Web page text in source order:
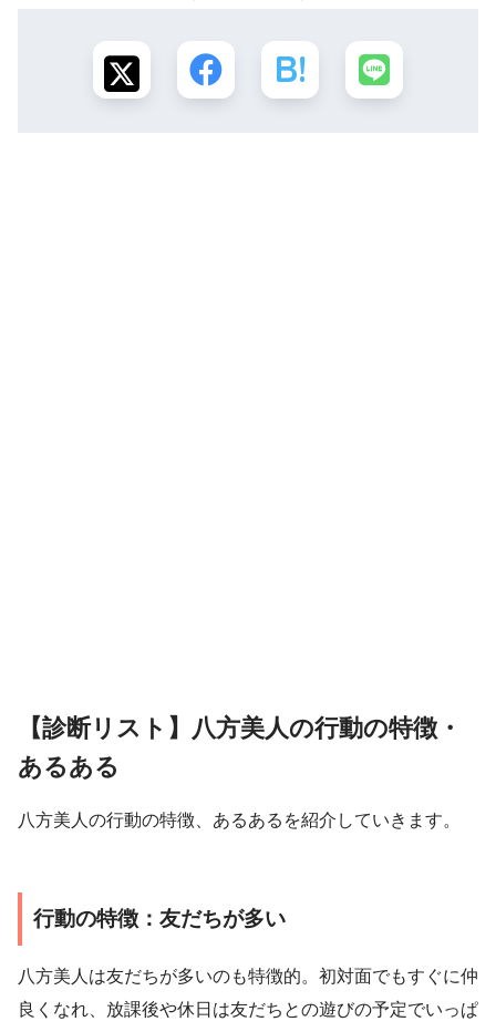
【診断リスト】八方美人の行動の特徴・
あるある
八方美人の行動の特徴、あるあるを紹介していきます。
行動の特徴：友だちが多い
八方美人は友だちが多いのも特徴的。初対面でもすぐに仲
良くなれ、放課後や休日は友だちとの遊びの予定でいっぱ